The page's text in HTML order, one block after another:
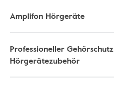
Amplifon Hörgeräte
Professioneller
Hörgerätezubehör